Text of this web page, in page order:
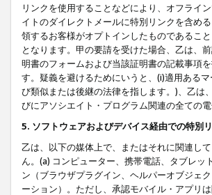
リンクを使用することなどにより、オフライ
イトのダイレクトメールに特別リンクを含め
領するお客様がオプトインしたものであるこ
となります。甲の要請を受けた場合、乙は、
明書のフォームおよび当該証明書の記載事項
す。疑義を避けるためにいうと、(i)適用ある
び類似または後継の法律を指します。)、乙は
びにアソシエイト・プログラム関連の全ての
5. ソフトウェアおよびデバイス経由での特別
乙は、以下の媒体上で、またはそれに関連し
ん。(a) コンピューター、携帯電話、タブレ
ン（ブラウザプラグイン、ヘルパーオブジェ
ーション）。ただし、承認モバイル・アプリ